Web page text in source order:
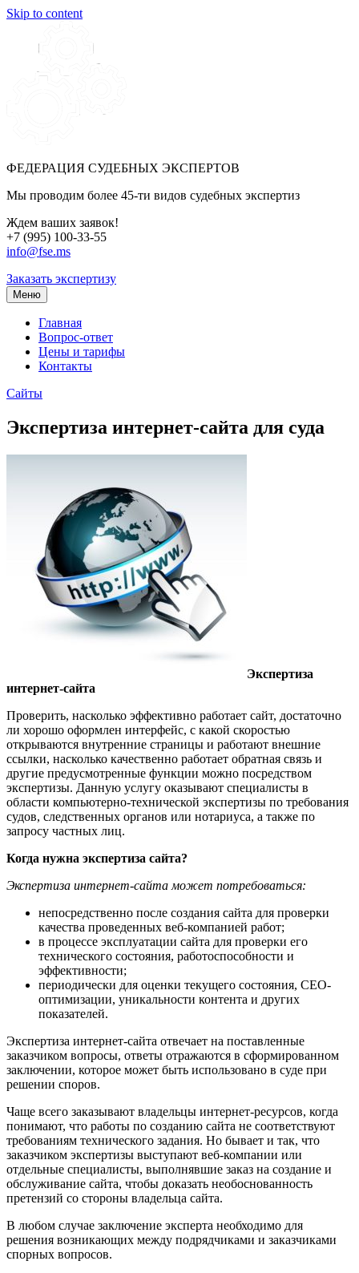
Skip to content
ФЕДЕРАЦИЯ СУДЕБНЫХ ЭКСПЕРТОВ
Мы проводим более 45-ти видов судебных экспертиз
Ждем ваших заявок!
+7 (995) 100-33-55
info@fse.ms
Заказать экспертизу
Меню
Главная
Вопрос-ответ
Цены и тарифы
Контакты
Сайты
Экспертиза интернет-сайта для суда
Экспертиза
интернет-сайта
Проверить, насколько эффективно работает сайт, достаточно
ли хорошо оформлен интерфейс, с какой скоростью
открываются внутренние страницы и работают внешние
ссылки, насколько качественно работает обратная связь и
другие предусмотренные функции можно посредством
экспертизы. Данную услугу оказывают специалисты в
области компьютерно-технической экспертизы по требования
судов, следственных органов или нотариуса, а также по
запросу частных лиц.
Когда нужна экспертиза сайта?
Экспертиза интернет-сайта может потребоваться:
непосредственно после создания сайта для проверки
качества проведенных веб-компанией работ;
в процессе эксплуатации сайта для проверки его
технического состояния, работоспособности и
эффективности;
периодически для оценки текущего состояния, СЕО-
оптимизации, уникальности контента и других
показателей.
Экспертиза интернет-сайта отвечает на поставленные
заказчиком вопросы, ответы отражаются в сформированном
заключении, которое может быть использовано в суде при
решении споров.
Чаще всего заказывают владельцы интернет-ресурсов, когда
понимают, что работы по созданию сайта не соответствуют
требованиям технического задания. Но бывает и так, что
заказчиком экспертизы выступают веб-компании или
отдельные специалисты, выполнявшие заказ на создание и
обслуживание сайта, чтобы доказать необоснованность
претензий со стороны владельца сайта.
В любом случае заключение эксперта необходимо для
решения возникающих между подрядчиками и заказчиками
спорных вопросов.